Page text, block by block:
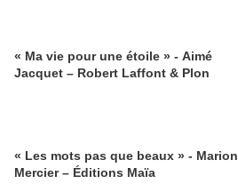
« Ma vie pour une étoile » - Aimé
Jacquet – Robert Laffont & Plon
« Les mots pas que beaux » - Marion
Mercier – Éditions Maïa